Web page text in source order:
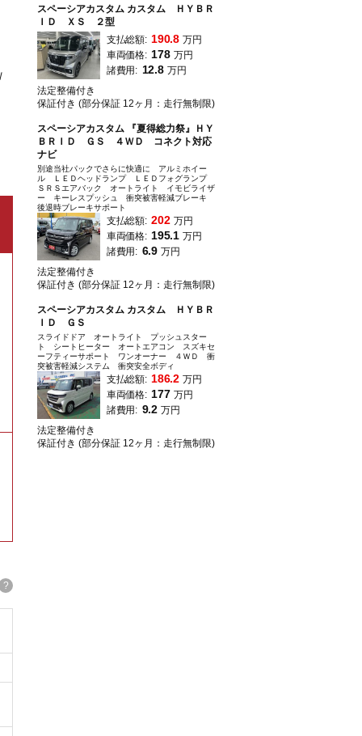
?
スペーシアカスタム カスタム ＨＹＢＲ
ＩＤ ＸＳ ２型
支払総額: 190.8 万円
車両価格: 178 万円
諸費用: 12.8 万円
法定整備付き
保証付き (部分保証 12ヶ月：走行無制限)
スペーシアカスタム 『夏得総力祭』ＨＹ
ＢＲＩＤ ＧＳ ４ＷＤ コネクト対応
ナビ
別途当社パックでさらに快適に アルミホイー
ル ＬＥＤヘッドランプ ＬＥＤフォグランプ
ＳＲＳエアバック オートライト イモビライザ
ー キーレスプッシュ 衝突被害軽減ブレーキ
後退時ブレーキサポート
支払総額: 202 万円
車両価格: 195.1 万円
諸費用: 6.9 万円
法定整備付き
保証付き (部分保証 12ヶ月：走行無制限)
スペーシアカスタム カスタム ＨＹＢＲ
ＩＤ ＧＳ
スライドドア オートライト プッシュスター
ト シートヒーター オートエアコン スズキセ
ーフティーサポート ワンオーナー ４ＷＤ 衝
突被害軽減システム 衝突安全ボディ
支払総額: 186.2 万円
車両価格: 177 万円
諸費用: 9.2 万円
法定整備付き
保証付き (部分保証 12ヶ月：走行無制限)